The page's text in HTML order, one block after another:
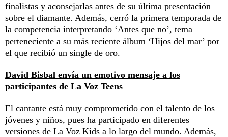
finalistas y aconsejarlas antes de su última presentación
sobre el diamante. Además, cerró la primera temporada de
la competencia interpretando ‘Antes que no’, tema
perteneciente a su más reciente álbum ‘Hijos del mar’ por
el que recibió un single de oro.
David Bisbal envía un emotivo mensaje a los
participantes de La Voz Teens
El cantante está muy comprometido con el talento de los
jóvenes y niños, pues ha participado en diferentes
versiones de La Voz Kids a lo largo del mundo. Además,